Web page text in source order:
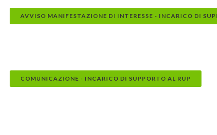
AVVISO MANIFESTAZIONE DI INTERESSE - INCARICO DI
COMUNICAZIONE - INCARICO DI SUPPORTO AL RUP